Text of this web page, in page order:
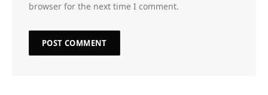
browser for the next time I comment.